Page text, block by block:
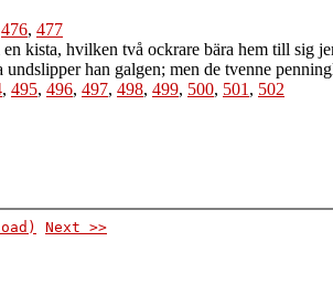
476, 477
kista, hvilken två ockrare bära hem till sig
han galgen; men de tvenne
, 495, 496, 497, 498, 499, 500, 501 , 502
Next >>